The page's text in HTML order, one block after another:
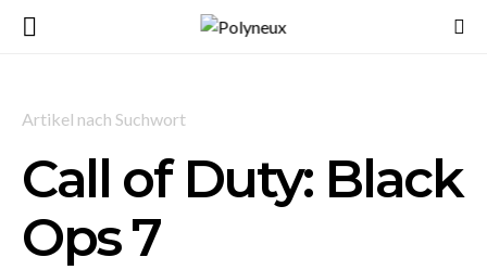
Artikel nach Suchwort
Call of Duty: Black
Ops 7